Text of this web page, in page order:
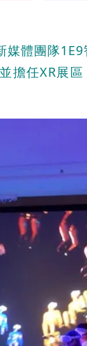
媒體團隊
任XR展區